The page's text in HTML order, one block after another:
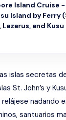
Island Cruise
Island by Ferry
Lazarus, and
islas secretas
St. John’s y
nadando
santuarios